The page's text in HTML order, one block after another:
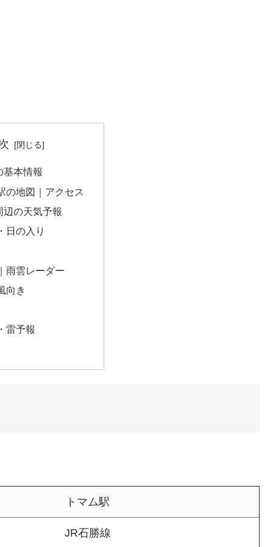
基本情報
の地図｜アクセス
辺の天気予報
日の入り
雨雲レーダー
向き
雷予報
トマム駅
JR石勝線